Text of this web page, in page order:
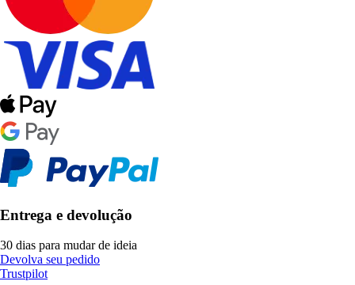
Entrega e devolução
30 dias para mudar de ideia
Devolva seu pedido
Trustpilot